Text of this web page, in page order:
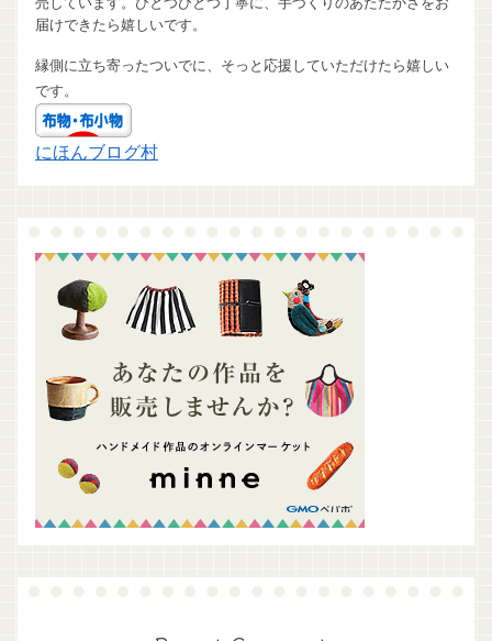
届けできたら嬉しいです。
縁側に立ち寄ったついでに、そっと応援していただけたら嬉しい
です。
にほんブログ村